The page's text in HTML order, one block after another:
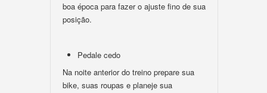
boa época para fazer o ajuste fino de sua
posição.
Pedale cedo
Na noite anterior do treino prepare sua
bike, suas roupas e planeje sua